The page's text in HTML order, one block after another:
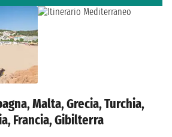
Malta, Grecia, Turchia,
Francia, Gibilterra